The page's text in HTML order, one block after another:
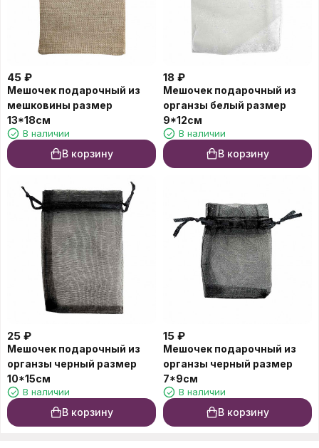
45 ₽
Мешочек подарочный из
мешковины размер
13*18см
В наличии
В корзину
18 ₽
Мешочек подарочный из
органзы белый размер
9*12см
В наличии
В корзину
25 ₽
Мешочек подарочный из
органзы черный размер
10*15см
В наличии
В корзину
15 ₽
Мешочек подарочный из
органзы черный размер
7*9см
В наличии
В корзину